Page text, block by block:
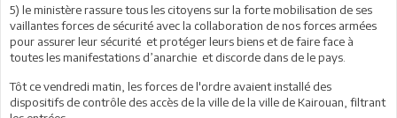
5) le ministère rassure tous les citoyens sur la forte mobilisation de ses
vaillantes forces de sécurité avec la collaboration de nos forces armées
pour assurer leur sécurité et protéger leurs biens et de faire face à
toutes les manifestations d’anarchie et discorde dans de le pays.
Tôt ce vendredi matin, les forces de l'ordre avaient installé des
dispositifs de contrôle des accès de la ville de la ville de Kairouan, filtrant